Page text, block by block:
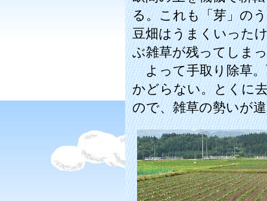
る。これも「芽」の
豆畑はうまくいった
ぶ雑草が残ってしま
よって手取り除草。
かどらない。とくに
ので、雑草の勢いが